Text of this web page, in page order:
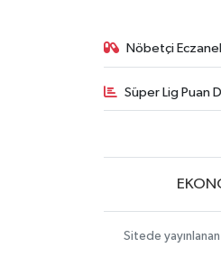
Nöbetçi
Süper Lig Puan
Sitede